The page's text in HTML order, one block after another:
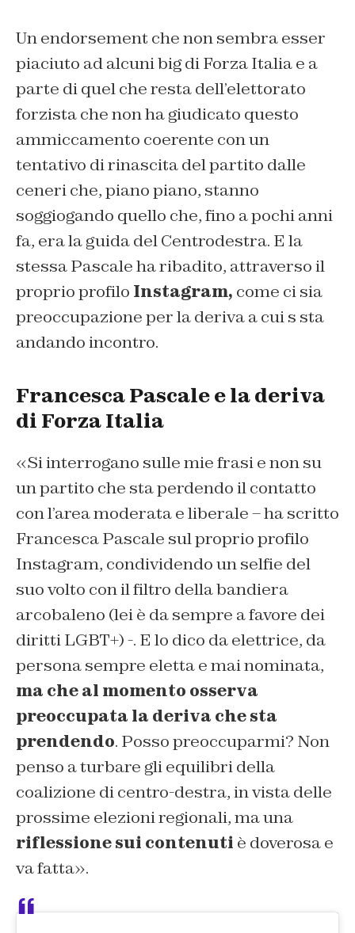
Un endorsement che non sembra esser
piaciuto ad alcuni big di Forza Italia e a
parte di quel che resta dell’elettorato
forzista che non ha giudicato questo
ammiccamento coerente con un
tentativo di rinascita del partito dalle
ceneri che, piano piano, stanno
soggiogando quello che, fino a pochi anni
fa, era la guida del Centrodestra. E la
stessa Pascale ha ribadito, attraverso il
proprio profilo Instagram, come ci sia
preoccupazione per la deriva a cui s sta
andando incontro.
Francesca Pascale e la deriva
di Forza Italia
«Si interrogano sulle mie frasi e non su
un partito che sta perdendo il contatto
con l’area moderata e liberale – ha scritto
Francesca Pascale sul proprio profilo
Instagram, condividendo un selfie del
suo volto con il filtro della bandiera
arcobaleno (lei è da sempre a favore dei
diritti LGBT+) -. E lo dico da elettrice, da
persona sempre eletta e mai nominata,
ma che al momento osserva
preoccupata la deriva che sta
prendendo. Posso preoccuparmi? Non
penso a turbare gli equilibri della
coalizione di centro-destra, in vista delle
prossime elezioni regionali, ma una
riflessione sui contenuti è doverosa e
va fatta».